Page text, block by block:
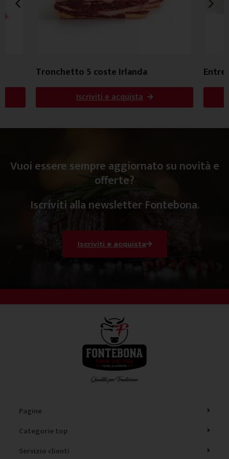
Tronchetto 5 coste Irlanda
Iscriviti e acquista
Vuoi essere sempre aggiornato su novità e
offerte?
Iscriviti alla newsletter Fontebona.
Iscriviti e acquista
Pagine
Categorie top
Servizio clienti